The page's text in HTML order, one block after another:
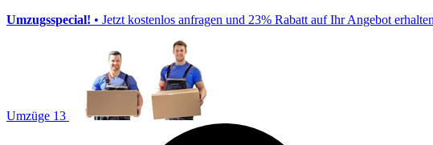
Umzugsspecial! • Jetzt kostenlos anfragen und 23% Rabatt auf Ihr Angebot
Umzüge 13